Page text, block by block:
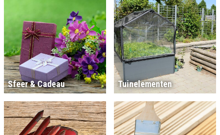
Sfeer & Cadeau Tuinelementen